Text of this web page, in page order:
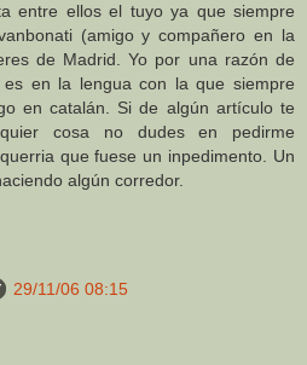
entre ellos el tuyo ya que siempre
(amigo y compañero en la
de Madrid. Yo por una razón de
en la lengua con la que siempre
en catalán. Si de algún artículo te
cosa no dudes en pedirme
que fuese un inpedimento. Un
algún corredor.
29/11/06 08:15